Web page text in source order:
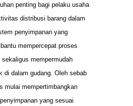
penting bagi pelaku usaha
distribusi barang dalam
penyimpanan yang
mempercepat proses
sekaligus mempermudah
di dalam gudang. Oleh sebab
mulai mempertimbangkan
yang sesuai